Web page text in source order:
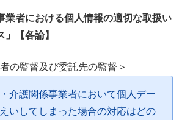
業者における個人情報の適切な取扱い
【各論】
の監督及び委託先の監督＞
介護関係事業者において個人デー
いしてしまった場合の対応はどの